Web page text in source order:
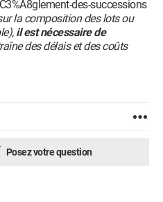
des-successions
la composition des lots ou
il est nécessaire de
des délais et des coûts
Posez votre question